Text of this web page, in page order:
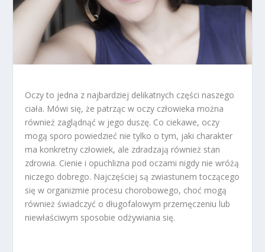
Oczy to jedna z najbardziej delikatnych części naszego
ciała. Mówi się, że patrząc w oczy człowieka można
również zaglądnąć w jego duszę. Co ciekawe, oczy
mogą sporo powiedzieć nie tylko o tym, jaki charakter
ma konkretny człowiek, ale zdradzają również stan
zdrowia. Cienie i opuchlizna pod oczami nigdy nie wróżą
niczego dobrego. Najczęściej są zwiastunem toczącego
się w organizmie procesu chorobowego, choć mogą
również świadczyć o długofalowym przemęczeniu lub
niewłaściwym sposobie odżywiania się.